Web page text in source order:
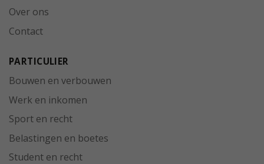
Over ons
Contact
PARTICULIER
Bouwen en verbouwen
Werk en inkomen
Sport en recht
Belastingen en boetes
Student en recht